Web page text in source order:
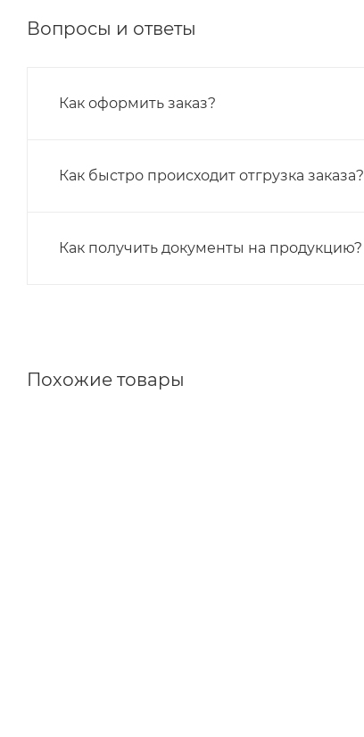
Вопросы и ответы
Как оформить заказ?
Как быстро происходит отгрузка заказа?
Как получить документы на продукцию?
Похожие товары